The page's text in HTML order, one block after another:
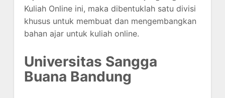
Kuliah Online ini, maka dibentuklah satu divisi
khusus untuk membuat dan mengembangkan
bahan ajar untuk kuliah online.
Universitas Sangga
Buana Bandung